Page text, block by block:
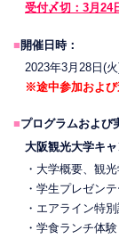
受付〆切：3月24
■開催日時：
2023年3月28日(
※途中参加および
■プログラムおよび
大阪観光大学キ
・大学概要、観
・学生プレゼン
・エアライン特
・学食ランチ体験